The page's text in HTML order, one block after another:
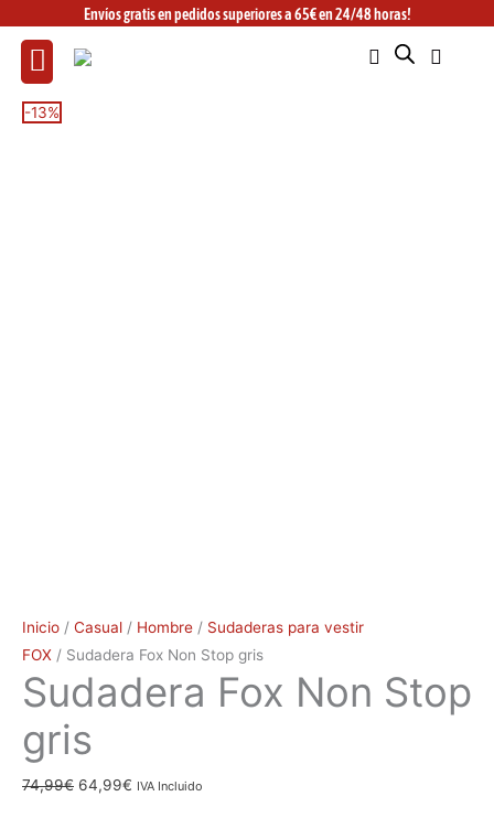
contenido
Envíos gratis en pedidos superiores a 65€ en 24/48 horas!
-13%
Inicio / Casual / Hombre / Sudaderas para vestir
FOX / Sudadera Fox Non Stop gris
Sudadera Fox Non Stop
gris
74,99€ 64,99€ IVA Incluido
Sudadera
Fox